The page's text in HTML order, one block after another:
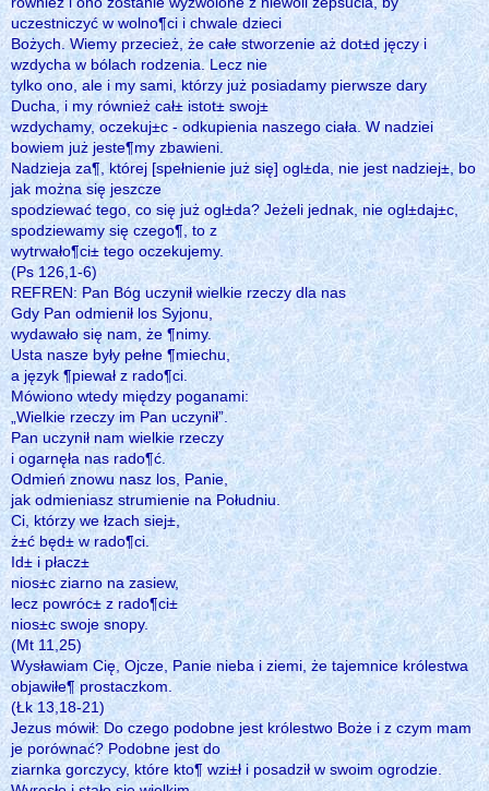
uczestniczyć w wolno¶ci i chwale dzieci
Bożych. Wiemy przecież, że całe stworzenie aż dot±d jęczy i
wzdycha w bólach rodzenia. Lecz nie
tylko ono, ale i my sami, którzy już posiadamy pierwsze dary
Ducha, i my również cał± istot± swoj±
wzdychamy, oczekuj±c - odkupienia naszego ciała. W nadziei
bowiem już jeste¶my zbawieni.
Nadzieja za¶, której [spełnienie już się] ogl±da, nie jest nadziej±, bo
jak można się jeszcze
spodziewać tego, co się już ogl±da? Jeżeli jednak, nie ogl±daj±c,
spodziewamy się czego¶, to z
wytrwało¶ci± tego oczekujemy.
(Ps 126,1-6)
REFREN: Pan Bóg uczynił wielkie rzeczy dla nas
Gdy Pan odmienił los Syjonu,
wydawało się nam, że ¶nimy.
Usta nasze były pełne ¶miechu,
a język ¶piewał z rado¶ci.
Mówiono wtedy między poganami:
„Wielkie rzeczy im Pan uczynił”.
Pan uczynił nam wielkie rzeczy
i ogarnęła nas rado¶ć.
Odmień znowu nasz los, Panie,
jak odmieniasz strumienie na Południu.
Ci, którzy we łzach siej±,
ż±ć będ± w rado¶ci.
Id± i płacz±
nios±c ziarno na zasiew,
lecz powróc± z rado¶ci±
nios±c swoje snopy.
(Mt 11,25)
Wysławiam Cię, Ojcze, Panie nieba i ziemi, że tajemnice królestwa
objawiłe¶ prostaczkom.
(Łk 13,18-21)
Jezus mówił: Do czego podobne jest królestwo Boże i z czym mam
je porównać? Podobne jest do
ziarnka gorczycy, które kto¶ wzi±ł i posadził w swoim ogrodzie.